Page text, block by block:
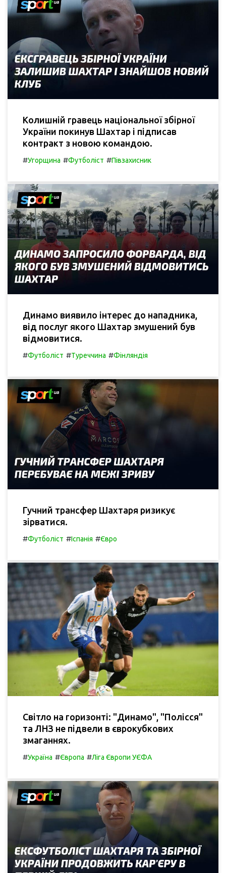
Колишній гравець національної збірної
України покинув Шахтар і підписав
контракт з новою командою.
#Угорщина #Футболіст #Півзахисник
Динамо виявило інтерес до нападника,
від послуг якого Шахтар змушений був
відмовитися.
#Футболіст #Туреччина #Фінляндія
Гучний трансфер Шахтаря ризикує
зірватися.
#Футболіст #Іспанія #Євро
Світло на горизонті: "Динамо", "Полісся"
та ЛНЗ не підвели в єврокубкових
змаганнях.
#Україна #Європа #Ліга Європи УЄФА